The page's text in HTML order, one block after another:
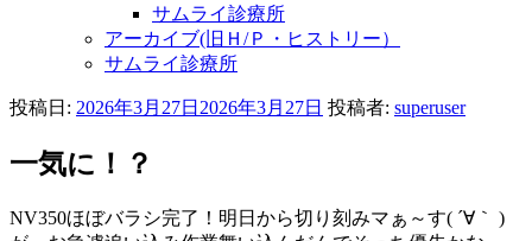
サムライ診療所
アーカイブ(旧Ｈ/Ｐ・ヒストリー）
サムライ診療所
投稿日: 2026年3月27日 2026年3月27日 投稿者: superuser
一気に！？
NV350ほぼバラシ完了！明日から切り刻みマぁ～す( ´∀｀ )